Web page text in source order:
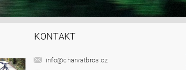
KONTAKT
info@charvatbros.cz